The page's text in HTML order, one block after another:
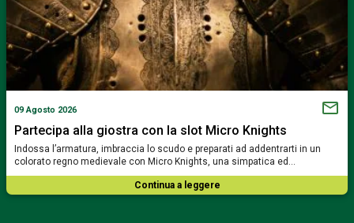
09 Agosto 2026
Partecipa alla giostra con la slot Micro Knights
Indossa l’armatura, imbraccia lo scudo e preparati ad addentrarti in un
colorato regno medievale con Micro Knights, una simpatica ed…
Continua a leggere